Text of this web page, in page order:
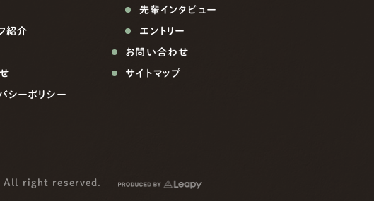
紹介
シーポリシー
先輩インタビュー
エントリー
お問い合わせ
サイトマップ
All right reserved.